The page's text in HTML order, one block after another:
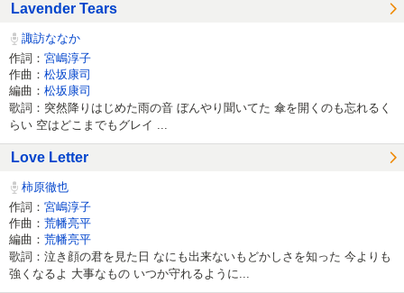
Lavender Tears
諏訪ななか
作詞： 宮嶋淳子
作曲： 松坂康司
編曲： 松坂康司
歌詞：突然降りはじめた雨の音 ぼんやり聞いてた 傘を開くのも忘れるく
らい 空はどこまでもグレイ ...
Love Letter
柿原徹也
作詞： 宮嶋淳子
作曲： 荒幡亮平
編曲： 荒幡亮平
歌詞：泣き顔の君を見た日 なにも出来ないもどかしさを知った 今よりも
強くなるよ 大事なもの いつか守れるように...